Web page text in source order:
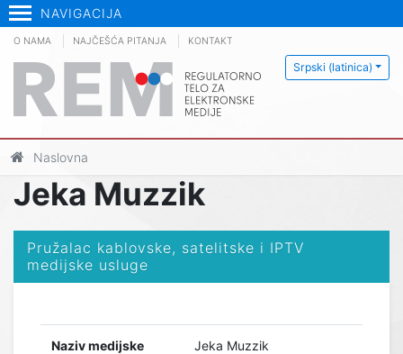
NAVIGACIJA
Srpski (latinica)
O NAMA NAJČEŠĆA PITANJA KONTAKT
Naslovna
Jeka Muzzik
Pružalac kablovske, satelitske i IPTV
medijske usluge
Naziv medijske
Jeka Muzzik